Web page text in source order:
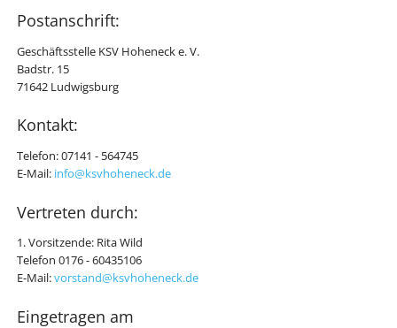
Postanschrift:
Geschäftsstelle KSV Hoheneck e. V.
Badstr. 15
71642 Ludwigsburg
Kontakt:
Telefon: 07141 - 564745
E-Mail: info@ksvhoheneck.de
Vertreten durch:
1. Vorsitzende: Rita Wild
Telefon 0176 - 60435106
E-Mail:vorstand@ksvhoheneck.de
Eingetragen am